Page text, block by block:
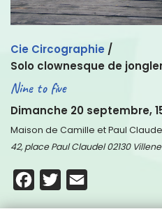
Cie Circographie /
Solo clownesque de
Nine to five
Dimanche 20 septembre,
Maison de Camille et Paul
42, place Paul Claudel 02130
Facebook
Twitter